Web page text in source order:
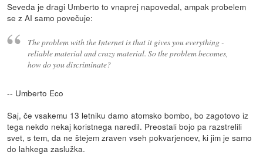
Seveda je dragi Umberto to vnaprej napovedal, ampak probelem
se z AI samo povečuje:
The problem with the Internet is that it gives you everything -
reliable material and crazy material. So the problem becomes,
how do you discriminate?
-- Umberto Eco
Saj, če vsakemu 13 letniku damo atomsko bombo, bo zagotovo iz
tega nekdo nekaj koristnega naredil. Preostali bojo pa razstrelili
svet, s tem, da ne štejem zraven vseh pokvarjencev, ki jim je samo
do lahkega zaslužka.